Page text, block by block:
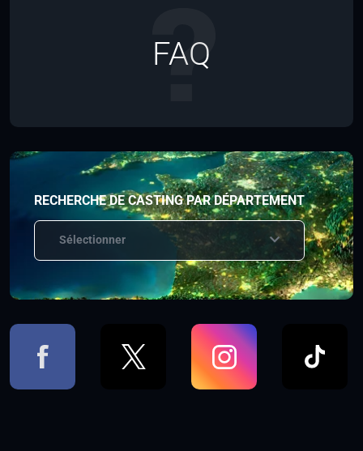
FAQ
RECHERCHE DE CASTING PAR DÉPARTEMENT
Sélectionner